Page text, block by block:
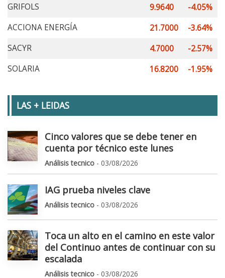
GRIFOLS
9.9640
-4.05%
ACCIONA ENERGÍA
21.7000
-3.64%
SACYR
4.7000
-2.57%
SOLARIA
16.8200 -1.95%
LAS + LEIDAS
Cinco valores que se debe tener en
cuenta por técnico este lunes
Análisis tecnico - 03/08/2026
IAG prueba niveles clave
Análisis tecnico - 03/08/2026
Toca un alto en el camino en este valor
del Continuo antes de continuar con su
escalada
Análisis tecnico - 03/08/2026